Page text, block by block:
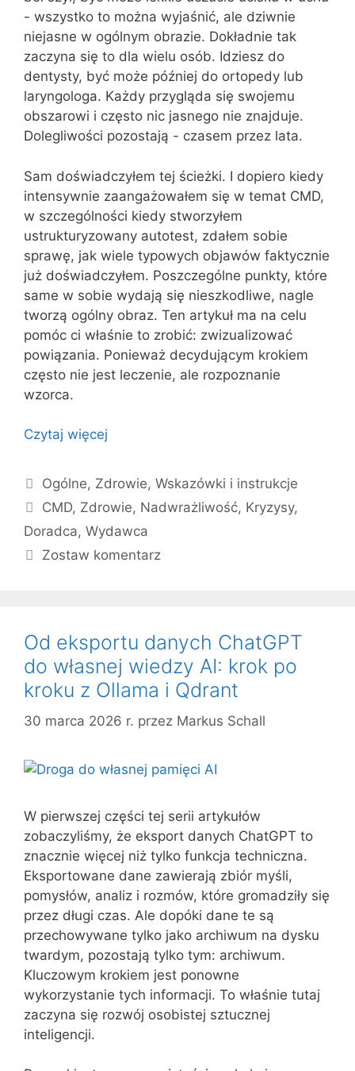
- wszystko to można wyjaśnić, ale dziwnie
niejasne w ogólnym obrazie. Dokładnie tak
zaczyna się to dla wielu osób. Idziesz do
dentysty, być może później do ortopedy lub
laryngologa. Każdy przygląda się swojemu
obszarowi i często nic jasnego nie znajduje.
Dolegliwości pozostają - czasem przez lata.
Sam doświadczyłem tej ścieżki. I dopiero kiedy
intensywnie zaangażowałem się w temat CMD,
w szczególności kiedy stworzyłem
ustrukturyzowany autotest, zdałem sobie
sprawę, jak wiele typowych objawów faktycznie
już doświadczyłem. Poszczególne punkty, które
same w sobie wydają się nieszkodliwe, nagle
tworzą ogólny obraz. Ten artykuł ma na celu
pomóc ci właśnie to zrobić: zwizualizować
powiązania. Ponieważ decydującym krokiem
często nie jest leczenie, ale rozpoznanie
wzorca.
Czytaj więcej
Kategorie
Ogólne, Zdrowie,Wskazówki i instrukcje
Tagi
CMD, Zdrowie, Nadwrażliwość, Kryzysy,
Doradca, Wydawca
Zostaw komentarz
Od eksportu danych ChatGPT
do własnej wiedzy AI: krok po
kroku z Ollama i Qdrant
30 marca 2026 r. przez Markus Schall
W pierwszej części tej serii artykułów
zobaczyliśmy, że eksport danych ChatGPT to
znacznie więcej niż tylko funkcja techniczna.
Eksportowane dane zawierają zbiór myśli,
pomysłów, analiz i rozmów, które gromadziły się
przez długi czas. Ale dopóki dane te są
przechowywane tylko jako archiwum na dysku
twardym, pozostają tylko tym: archiwum.
Kluczowym krokiem jest ponowne
wykorzystanie tych informacji. To właśnie tutaj
zaczyna się rozwój osobistej sztucznej
inteligencji.